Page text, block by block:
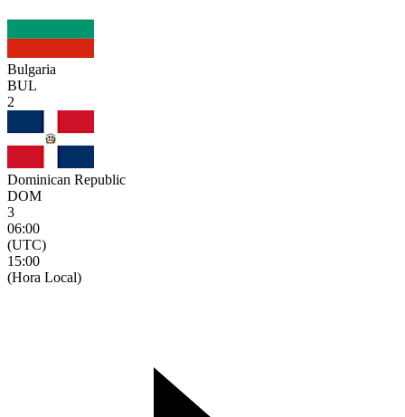
Bulgaria
BUL
2
Dominican Republic
DOM
3
06:00
(UTC)
15:00
(Hora Local)